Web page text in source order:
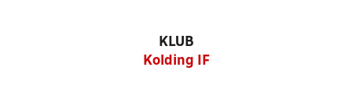
KLUB
Kolding IF